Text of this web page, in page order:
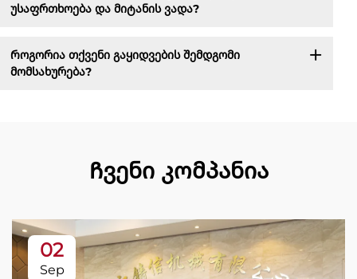
უსაფრთხოება და მიტანის ვადა?
Როგორია თქვენი გაყიდვების შემდგომი
მომსახურება?
Ჩვენი კომპანია
02
Sep